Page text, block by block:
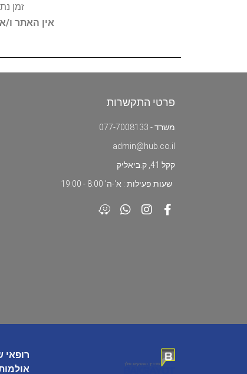
זמן
אין האתר ו/
פרטי התקשרות
משרד - 077-7008133
admin@hub.co.il
קקל 41, ק.ביאליק
שעות פעילות : א'-ה' 8:00 - 19:00
רופאי